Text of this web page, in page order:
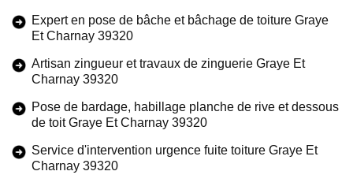
Expert en pose de bâche et bâchage de toiture Graye
Et Charnay 39320
Artisan zingueur et travaux de zinguerie Graye Et
Charnay 39320
Pose de bardage, habillage planche de rive et dessous
de toit Graye Et Charnay 39320
Service d'intervention urgence fuite toiture Graye Et
Charnay 39320